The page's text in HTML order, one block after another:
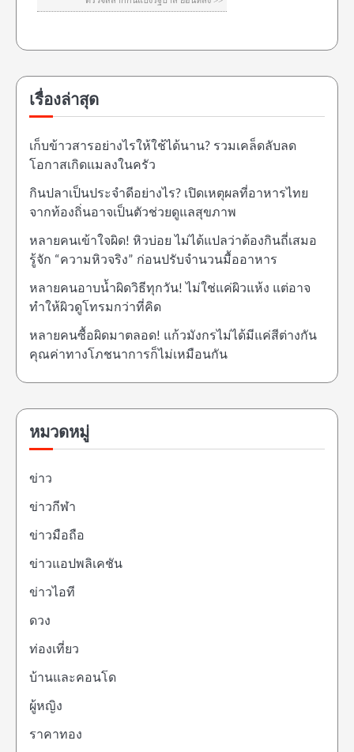
เรื่องล่าสุด
เก็บข้าวสารอย่างไรให้ใช้ได้นาน? รวมเคล็ดลับลด
โอกาสเกิดแมลงในครัว
กินปลาเป็นประจำดีอย่างไร? เปิดเหตุผลที่อาหารไทย
จากท้องถิ่นอาจเป็นตัวช่วยดูแลสุขภาพ
หลายคนเข้าใจผิด! หิวบ่อย ไม่ได้แปลว่าต้องกินถี่เสมอ
รู้จัก “ความหิวจริง” ก่อนปรับจำนวนมื้ออาหาร
หลายคนอาบน้ำผิดวิธีทุกวัน! ไม่ใช่แค่ผิวแห้ง แต่อาจ
ทำให้ผิวดูโทรมกว่าที่คิด
หลายคนซื้อผิดมาตลอด! แก้วมังกรไม่ได้มีแค่สีต่างกัน
คุณค่าทางโภชนาการก็ไม่เหมือนกัน
หมวดหมู่
ข่าว
ข่าวกีฬา
ข่าวมือถือ
ข่าวแอปพลิเคชัน
ข่าวไอที
ดวง
ท่องเที่ยว
บ้านและคอนโด
ผู้หญิง
ราคาทอง